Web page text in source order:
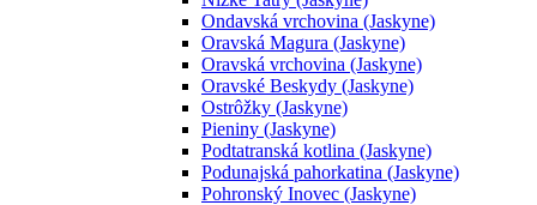
Ondavská vrchovina (Jaskyne)
Oravská Magura (Jaskyne)
Oravská vrchovina (Jaskyne)
Oravské Beskydy (Jaskyne)
Ostrôžky (Jaskyne)
Pieniny (Jaskyne)
Podtatranská kotlina (Jaskyne)
Podunajská pahorkatina (Jaskyne)
Pohronský Inovec (Jaskyne)